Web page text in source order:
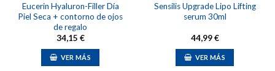
Eucerin Hyaluron-Filler Día
Piel Seca + contorno de ojos
de regalo
34,15 €
VER MÁS
Sensilis Upgrade Lipo Lifting
serum 30ml
44,99€
VER MÁS